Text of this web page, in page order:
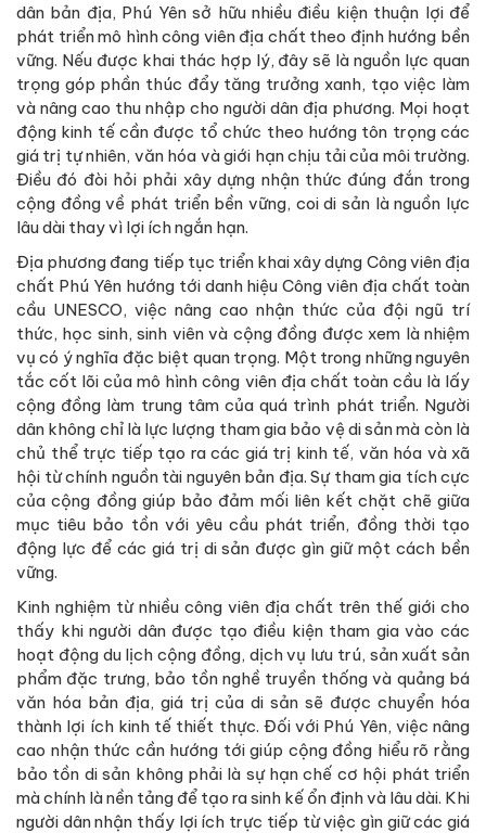
dân bản địa, Phú Yên sở hữu nhiều điều kiện thuận lợi để
phát triển mô hình công viên địa chất theo định hướng bền
vững. Nếu được khai thác hợp lý, đây sẽ là nguồn lực quan
trọng góp phần thúc đẩy tăng trưởng xanh, tạo việc làm
và nâng cao thu nhập cho người dân địa phương. Mọi hoạt
động kinh tế cần được tổ chức theo hướng tôn trọng các
giá trị tự nhiên, văn hóa và giới hạn chịu tải của môi trường.
Điều đó đòi hỏi phải xây dựng nhận thức đúng đắn trong
cộng đồng về phát triển bền vững, coi di sản là nguồn lực
lâu dài thay vì lợi ích ngắn hạn.
Địa phương đang tiếp tục triển khai xây dựng Công viên địa
chất Phú Yên hướng tới danh hiệu Công viên địa chất toàn
cầu UNESCO, việc nâng cao nhận thức của đội ngũ trí
thức, học sinh, sinh viên và cộng đồng được xem là nhiệm
vụ có ý nghĩa đặc biệt quan trọng. Một trong những nguyên
tắc cốt lõi của mô hình công viên địa chất toàn cầu là lấy
cộng đồng làm trung tâm của quá trình phát triển. Người
dân không chỉ là lực lượng tham gia bảo vệ di sản mà còn là
chủ thể trực tiếp tạo ra các giá trị kinh tế, văn hóa và xã
hội từ chính nguồn tài nguyên bản địa. Sự tham gia tích cực
của cộng đồng giúp bảo đảm mối liên kết chặt chẽ giữa
mục tiêu bảo tồn với yêu cầu phát triển, đồng thời tạo
động lực để các giá trị di sản được gìn giữ một cách bền
vững.
Kinh nghiệm từ nhiều công viên địa chất trên thế giới cho
thấy khi người dân được tạo điều kiện tham gia vào các
hoạt động du lịch cộng đồng, dịch vụ lưu trú, sản xuất sản
phẩm đặc trưng, bảo tồn nghề truyền thống và quảng bá
văn hóa bản địa, giá trị của di sản sẽ được chuyển hóa
thành lợi ích kinh tế thiết thực. Đối với Phú Yên, việc nâng
cao nhận thức cần hướng tới giúp cộng đồng hiểu rõ rằng
bảo tồn di sản không phải là sự hạn chế cơ hội phát triển
mà chính là nền tảng để tạo ra sinh kế ổn định và lâu dài. Khi
người dân nhận thấy lợi ích trực tiếp từ việc gìn giữ các giá